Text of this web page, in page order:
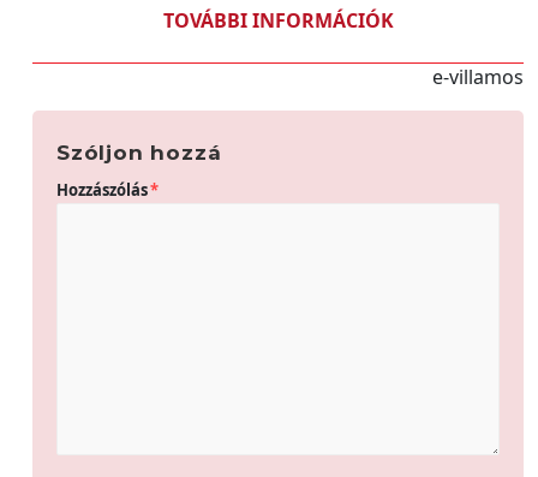
TOVÁBBI INFORMÁCIÓK
e-villamos
Szóljon hozzá
Hozzászólás*